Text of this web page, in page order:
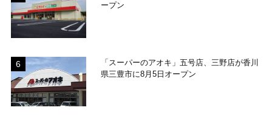
ープン
「スーパーのアオキ」五号店、三野店が香川
県三豊市に8月5日オープン